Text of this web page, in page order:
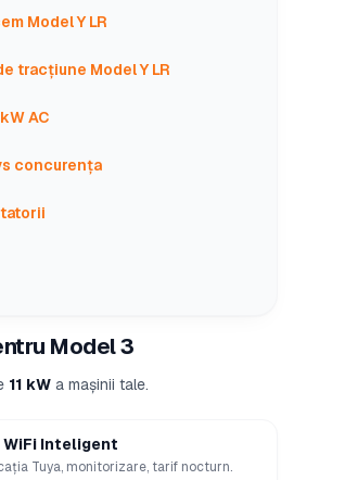
Model Y LR
tracțiune Model Y LR
AC
concurența
Model 3
11 kWa mașinii tale.
WiFi Inteligent
Tuya, monitorizare, tarif nocturn.